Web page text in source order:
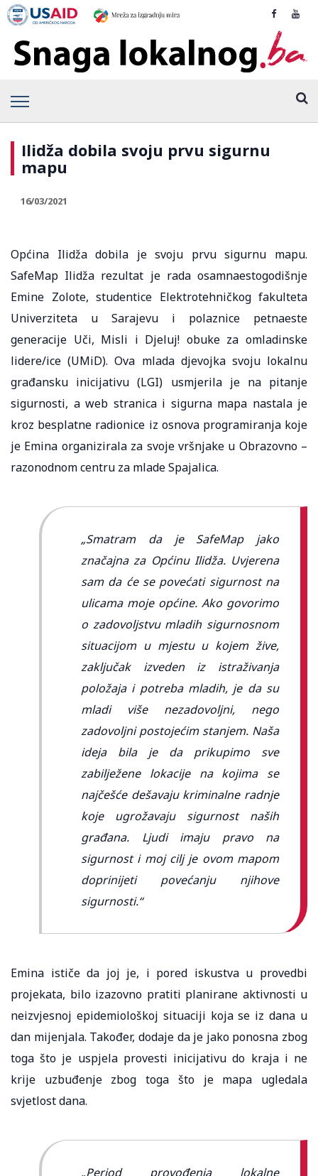
Ilidža dobila svoju prvu sigurnu
mapu
16/03/2021
Općina Ilidža dobila je svoju prvu sigurnu mapu.
SafeMap Ilidža rezultat je rada osamnaestogodišnje
Emine Zolote, studentice Elektrotehničkog fakulteta
Univerziteta u Sarajevu i polaznice petnaeste
generacije Uči, Misli i Djeluj! obuke za omladinske
lidere/ice (UMiD). Ova mlada djevojka svoju lokalnu
građansku inicijativu (LGI) usmjerila je na pitanje
sigurnosti, a web stranica i sigurna mapa nastala je
kroz besplatne radionice iz osnova programiranja koje
je Emina organizirala za svoje vršnjake u Obrazovno –
razonodnom centru za mlade Spajalica.
„Smatram da je SafeMap jako
značajna za Općinu Ilidža. Uvjerena
sam da će se povećati sigurnost na
ulicama moje općine. Ako govorimo
o zadovoljstvu mladih sigurnosnom
situacijom u mjestu u kojem žive,
zaključak izveden iz istraživanja
položaja i potreba mladih, je da su
mladi više nezadovoljni, nego
zadovoljni postojećim stanjem. Naša
ideja bila je da prikupimo sve
zabilježene lokacije na kojima se
najčešće dešavaju kriminalne radnje
koje ugrožavaju sigurnost naših
građana. Ljudi imaju pravo na
sigurnost i moj cilj je ovom mapom
doprinijeti povećanju njihove
sigurnosti.“
Emina ističe da joj je, i pored iskustva u provedbi
projekata, bilo izazovno pratiti planirane aktivnosti u
neizvjesnoj epidemiološkoj situaciji koja se iz dana u
dan mijenjala. Također, dodaje da je jako ponosna zbog
toga što je uspjela provesti inicijativu do kraja i ne
krije uzbuđenje zbog toga što je mapa ugledala
svjetlost dana.
„Period provođenja lokalne